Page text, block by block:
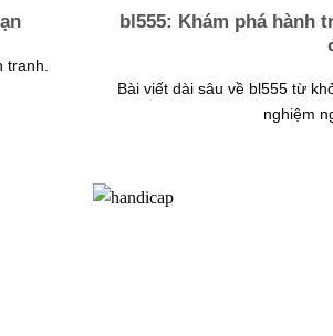
tranh.
bl555: Khám phá hành
Bài viết dài sâu về bl555 từ
nghiệm